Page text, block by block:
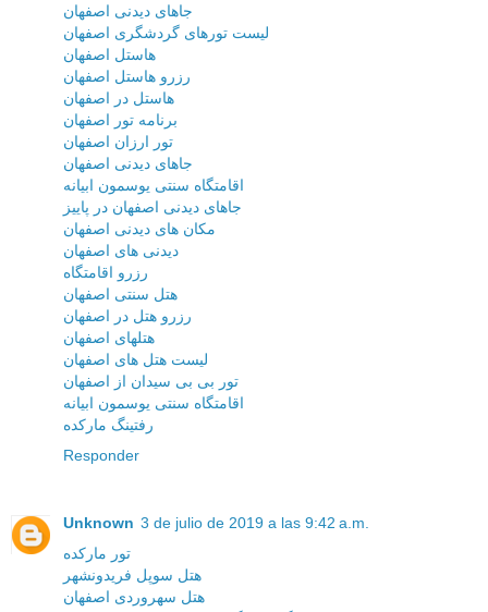
جاهای دیدنی اصفهان
لیست تورهای گردشگری اصفهان
هاستل اصفهان
رزرو هاستل اصفهان
هاستل در اصفهان
برنامه تور اصفهان
تور ارزان اصفهان
جاهای دیدنی اصفهان
اقامتگاه سنتی یوسمون ابیانه
جاهای دیدنی اصفهان در پاییز
مکان های دیدنی اصفهان
دیدنی های اصفهان
رزرو اقامتگاه
هتل سنتی اصفهان
رزرو هتل در اصفهان
هتلهای اصفهان
لیست هتل های اصفهان
تور بی بی سیدان از اصفهان
اقامتگاه سنتی یوسمون ابیانه
رفتینگ مارکده
Responder
Unknown 3 de julio de 2019 a las 9:42 a.m.
تور مارکده
هتل سوپل فریدونشهر
هتل سهروردی اصفهان